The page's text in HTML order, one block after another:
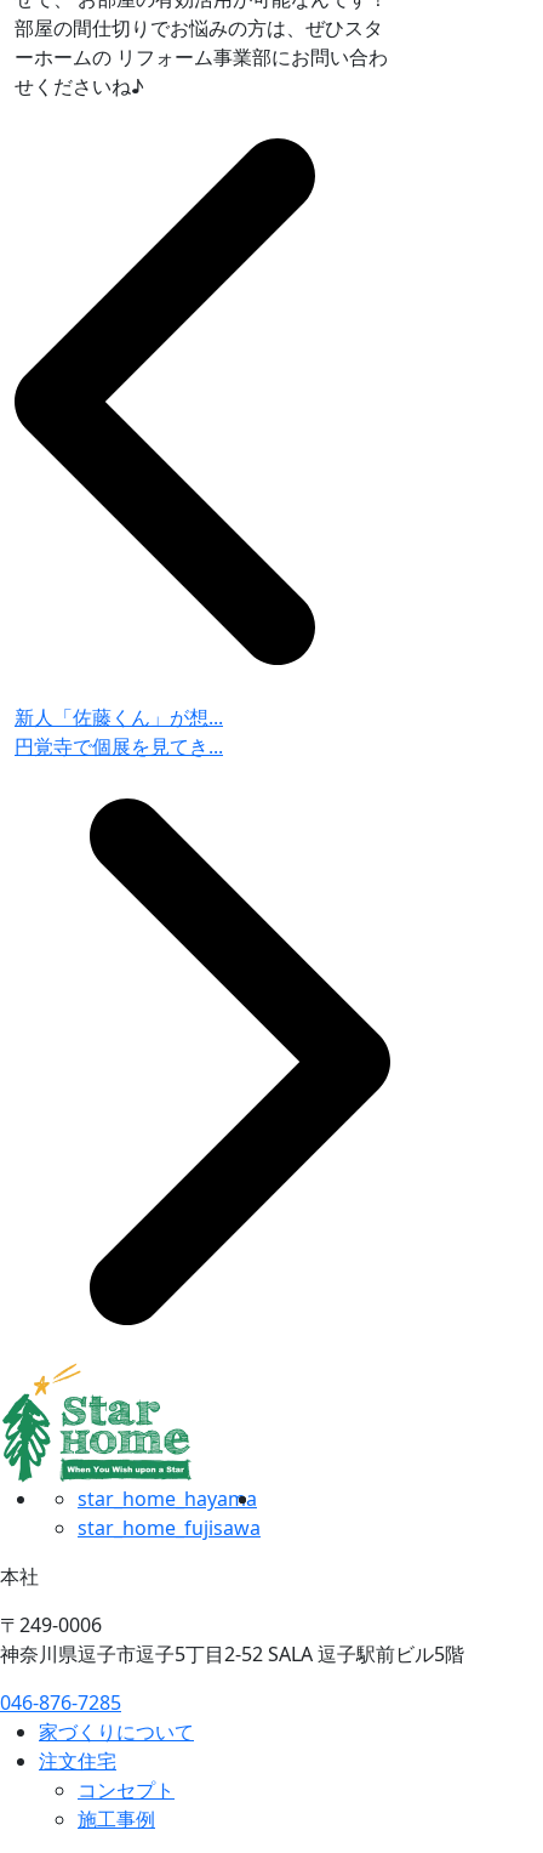
部屋の間仕切りでお悩みの方は、ぜひスタ
ーホームの リフォーム事業部にお問い合わ
せくださいね♪
新人「佐藤くん」が想...
円覚寺で個展を見てき...
star_home_hayama
star_home_fujisawa
本社
〒249-0006
神奈川県逗子市逗子5丁目2-52 SALA 逗子駅前ビル5階
046-876-7285
家づくりについて
注文住宅
コンセプト
施工事例